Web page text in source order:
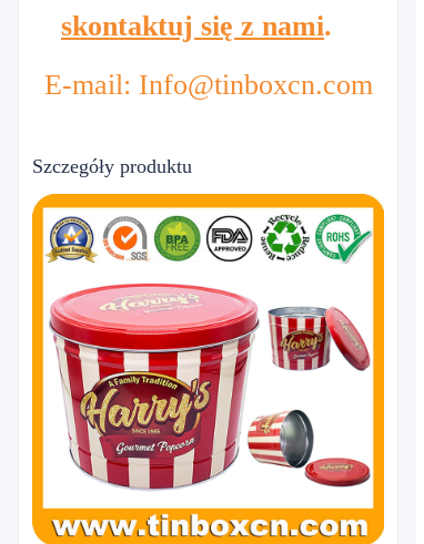
skontaktuj się z nami.
E-mail: Info@tinboxcn.com
Szczegóły produktu